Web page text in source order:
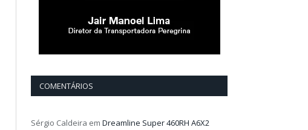
COMENTÁRIOS
Sérgio Caldeira em Dreamline Super 460RH A6X2